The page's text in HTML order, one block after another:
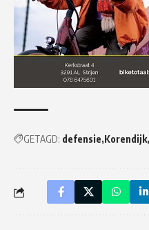
GETAGD: defensie Korendijk